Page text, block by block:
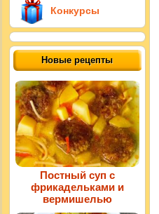
Конкурсы
Новые рецепты
Постный суп с
фрикадельками и
вермишелью